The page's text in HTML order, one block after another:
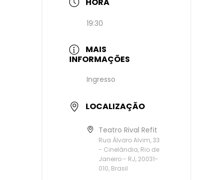
19:30
MAIS
INFORMAÇÕES
Ingresso
LOCALIZAÇÃO
Teatro Rival Refit
Rua Álvaro Alvim, 33
- Cinelândia, Rio de
Janeiro - RJ, 20031-
010, Brasil